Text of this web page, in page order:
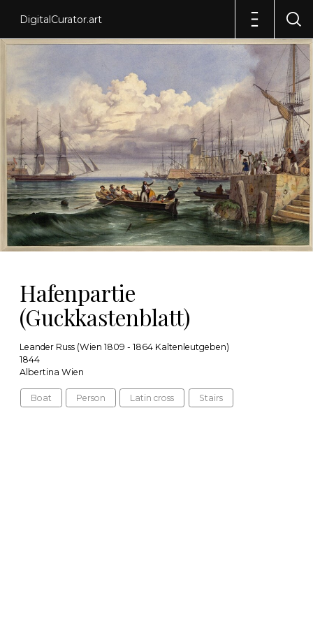
DigitalCurator.art
Hafenpartie
(Guckkastenblatt)
Leander Russ (Wien 1809 - 1864 Kaltenleutgeben)
1844
Albertina Wien
Boat Person Latin cross Stairs